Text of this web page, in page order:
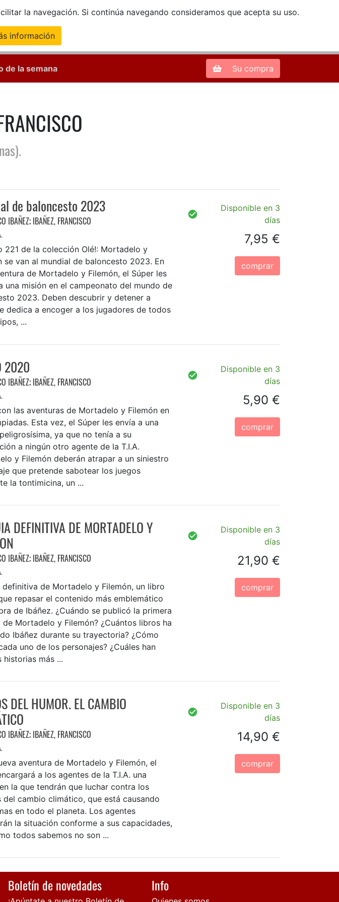
la navegación. Si continúa navegando consideramos que acepta su uso.
información
Zona de Clientes
de la semana Su compra
de baloncesto 2023
IBAÑEZ; IBAÑEZ, FRANCISCO
221 de la colección Olé!: Mortadelo y
se van al mundial de baloncesto 2023. En
de Mortadelo y Filemón, el Súper les
una misión en el campeonato del mundo de
2023. Deben descubrir y detener a
dedica a encoger a los jugadores de todos
...
Disponible en 3
días
7,95 €
comprar
2020
IBAÑEZ; IBAÑEZ, FRANCISCO
las aventuras de Mortadelo y Filemón en
Esta vez, el Súper les envía a una
ya que no tenía a su
a ningún otro agente de la T.I.A.
y Filemón deberán atrapar a un siniestro
que pretende sabotear los juegos
la tontimicina, un ...
Disponible en 3
días
5,90 €
comprar
DEFINITIVA DE MORTADELO Y
IBAÑEZ; IBAÑEZ, FRANCISCO
definitiva de Mortadelo y Filemón, un libro
repasar el contenido más emblemático
de Ibáñez. ¿Cuándo se publicó la primera
de Mortadelo y Filemón? ¿Cuántos libros ha
Ibáñez durante su trayectoria? ¿Cómo
uno de los personajes? ¿Cuáles han
historias más ...
Disponible en 3
días
21,90 €
comprar
DEL HUMOR. EL CAMBIO
IBAÑEZ; IBAÑEZ, FRANCISCO
aventura de Mortadelo y Filemón, el
a los agentes de la T.I.A. una
la que tendrán que luchar contra los
del cambio climático, que está causando
en todo el planeta. Los agentes
la situación conforme a sus capacidades,
todos sabemos no son ...
Disponible en 3
días
14,90 €
comprar
Boletín de novedades Info